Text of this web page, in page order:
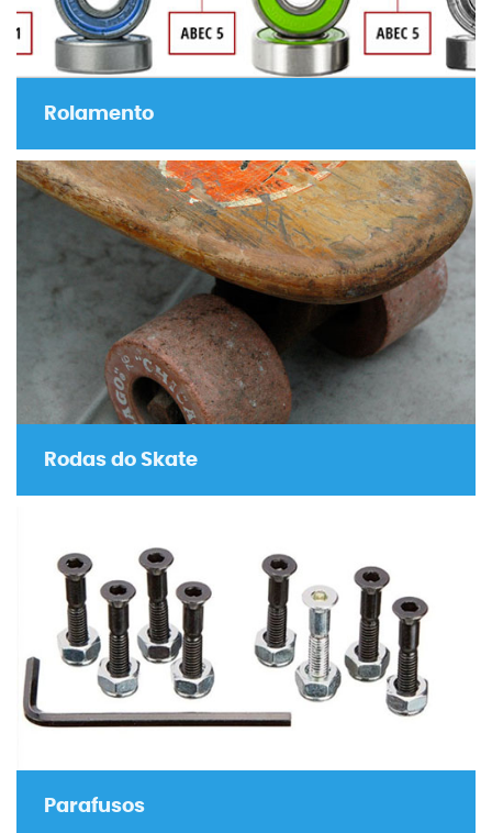
Rolamento
Rodas do Skate
Parafusos